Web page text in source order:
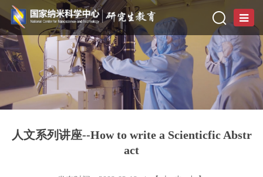
人文系列讲座--How to write a Scienticfic Abstr
act